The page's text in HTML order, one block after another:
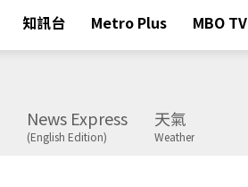
知訊台 Metro Plus MBO TV
News Express
(English Edition)
天氣
Weather